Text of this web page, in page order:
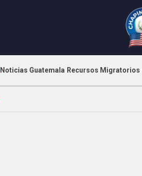
Noticias Guatemala Recursos Migratorios